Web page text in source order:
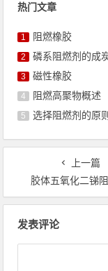
热门文章
1 阻燃橡胶
2 磷系阻燃剂的成
3 磁性橡胶
4 阻燃高聚物概述
5 选择阻燃剂的原
上一篇
胶体五氧化二锑
发表评论